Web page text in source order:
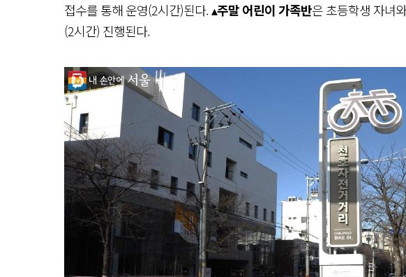
접수를 통해 운영(2시간)된다. ▴주말 어린이 가족반은 초등학생 자녀
(2시간) 진행된다.